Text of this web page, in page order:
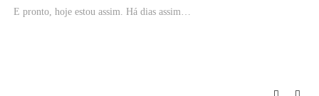
E pronto, hoje estou assim. Há dias assim…